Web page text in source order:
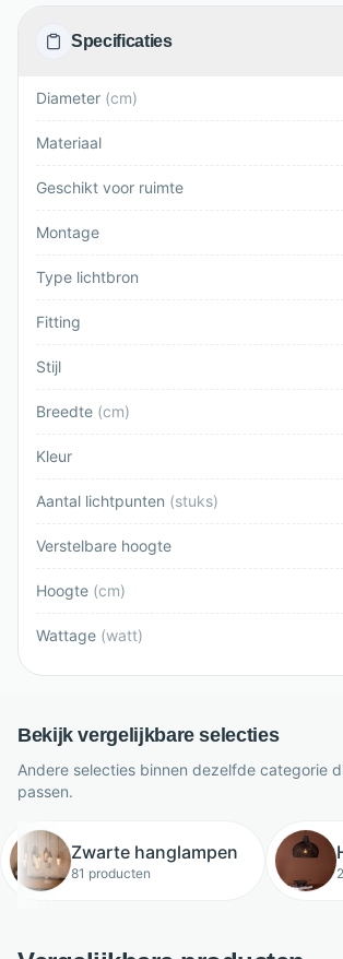
Specificaties
Diameter (cm)
Materiaal
Geschikt voor ruimte
Montage
Type lichtbron
Fitting
Stijl
Breedte (cm)
Kleur
Aantal lichtpunten (stuks)
Verstelbare hoogte
Hoogte (cm)
Wattage (watt)
Bekijk vergelijkbare selecties
Andere selecties binnen dezelfde categorie
passen.
Zwarte hanglampen
81 producten